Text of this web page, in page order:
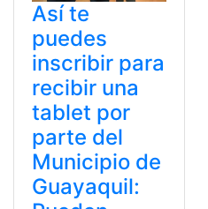
Así te
puedes
inscribir para
recibir una
tablet por
parte del
Municipio de
Guayaquil: